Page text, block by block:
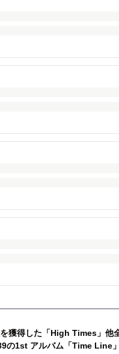
獲得した「High Times」他
の1st アルバム「Time Line